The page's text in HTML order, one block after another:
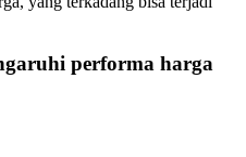
performa harga